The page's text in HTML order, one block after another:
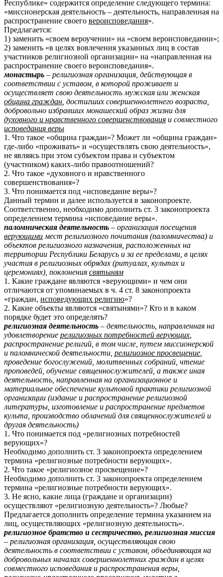
Республике» содержится определение следующего термина:
«миссионерская деятельность – деятельность, направленная на
распространение своего вероисповедания».
Предлагается:
1) заменить «своем вероучении» на «своем вероисповедании»;
2) заменить «в целях вовлечения указанных лиц в состав
участников религиозной организации» на «направленная на
распространение своего вероисповедания».
монастырь – религиозная организация, действующая в
соответствии с уставом, в которой проживает и
осуществляет свою деятельность мужская или женская
община граждан , достигших совершеннолетнего возраста,
добровольно избравших монашеский образ жизни для
духовного и нравственного совершенствования и совместного
исповедания веры
1. Что такое «община граждан»? Может ли «община граждан»
где-либо «проживать» и «осуществлять свою деятельность»,
не являясь при этом субъектом права и субъектом
(участником) каких-либо правоотношений?
2. Что такое «духовного и нравственного
совершенствования»?
3. Что понимается под «исповедание веры»?
Данный термин и далее используется в законопроекте.
Соответственно, необходимо дополнить ст. 3 законопроекта
определением термина «исповедание веры».
паломническая деятельность – организация посещения
верующими мест религиозного почитания (паломничества) и
объектов религиозного назначения, расположенных на
территории Республики Беларусь и за ее пределами, в целях
участия в религиозных обрядах (ритуалах, культах и
церемониях), поклонения святыням
1. Какие граждане являются «верующими» и чем они
отличаются от упоминаемых в ч. 4 ст. 8 законопроекта
«граждан, исповедующих религию»?
2. Какие объекты являются «святынями»? Кто и в каком
порядке будет это определять?
религиозная деятельность – деятельность, направленная на
удовлетворение религиозных потребностей верующих
распространение религий, в том числе, путем миссионерской
и паломнической деятельности, религиозное просвещение
проведение богослужений, молитвенных собраний, чтение
проповедей, обучение священнослужителей, а также иная
деятельность, направленная на организационное и
материальное обеспечение культовой практики религиозной
организации (издание и распространение религиозной
литературы, изготовление и распространение предметов
культа, производство облачений для священнослужителей и
другая деятельность)
1. Что понимается под «религиозных потребностей
верующих»?
Необходимо дополнить ст. 3 законопроекта определением
термина «религиозные потребности верующих».
2. Что такое «религиозное просвещение»?
Необходимо дополнить ст. 3 законопроекта определением
термина «религиозные потребности верующих».
3. Не ясно, какие лица (граждане и организации)
осуществляют «религиозную деятельность»? Любые?
Предлагается дополнить определение термина указанием на
лиц, осуществляющих «религиозную деятельность».
религиозное братство и сестричество, религиозная миссия
– религиозная организация, осуществляющая свою
деятельность в соответствии с уставом, объединяющая на
добровольных началах совершеннолетних граждан в целях
совместного исповедания и распространения веры,